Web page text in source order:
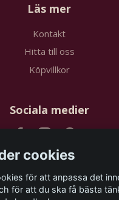
Läs mer
Kontakt
Hitta till oss
Köpvillkor
Sociala medier
på vårt
cookies
för att anpassa det
för att du ska få bästa